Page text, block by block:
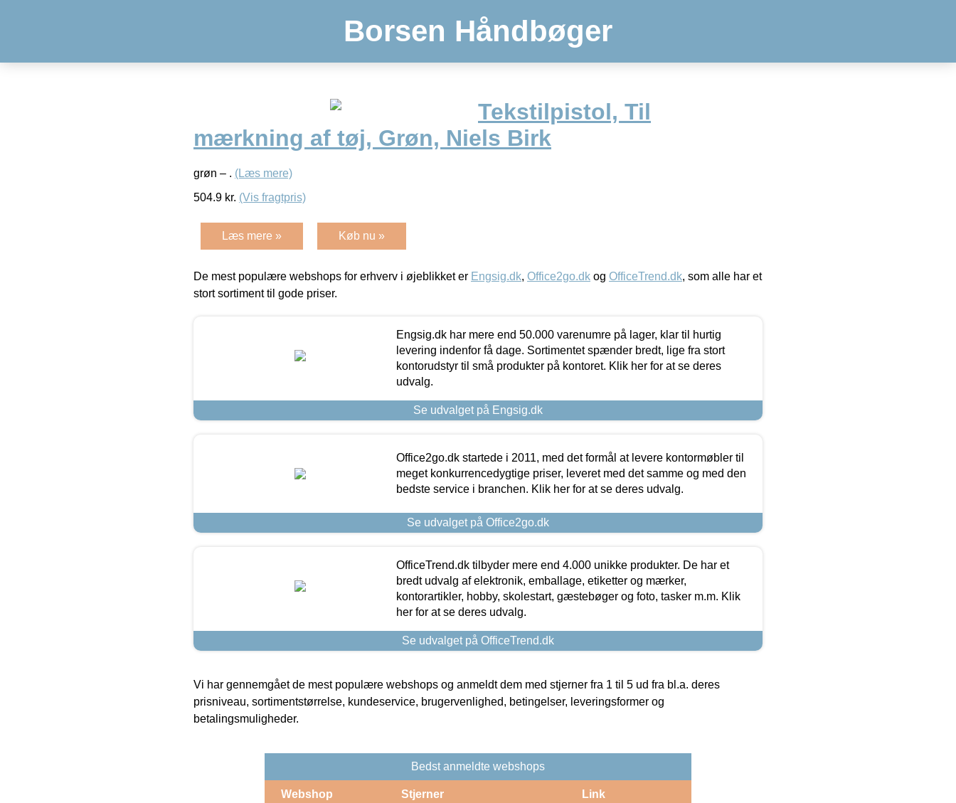
Borsen Håndbøger
Tekstilpistol, Til
mærkning af tøj, Grøn, Niels Birk
grøn – . (Læs mere)
504.9 kr. (Vis fragtpris)
Læs mere » Køb nu »
De mest populære webshops for erhverv i øjeblikket er Engsig.dk, Office2go.dk og OfficeTrend.dk, som alle har et
stort sortiment til gode priser.
Engsig.dk har mere end 50.000 varenumre på lager, klar til hurtig
levering indenfor få dage. Sortimentet spænder bredt, lige fra stort
kontorudstyr til små produkter på kontoret. Klik her for at se deres
udvalg.
Se udvalget på Engsig.dk
Office2go.dk startede i 2011, med det formål at levere kontormøbler til
meget konkurrencedygtige priser, leveret med det samme og med den
bedste service i branchen. Klik her for at se deres udvalg.
Se udvalget på Office2go.dk
OfficeTrend.dk tilbyder mere end 4.000 unikke produkter. De har et
bredt udvalg af elektronik, emballage, etiketter og mærker,
kontorartikler, hobby, skolestart, gæstebøger og foto, tasker m.m. Klik
her for at se deres udvalg.
Se udvalget på OfficeTrend.dk
Vi har gennemgået de mest populære webshops og anmeldt dem med stjerner fra 1 til 5 ud fra bl.a. deres
prisniveau, sortimentstørrelse, kundeservice, brugervenlighed, betingelser, leveringsformer og
betalingsmuligheder.
Bedst anmeldte webshops
Webshop Stjerner Link